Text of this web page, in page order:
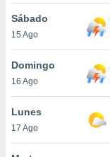
disponible
cookies
aceptar
Sábado
15 Ago
Domingo
16 Ago
Lunes
17 Ago